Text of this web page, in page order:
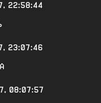
22:58:44
23:07:46
08:07:57